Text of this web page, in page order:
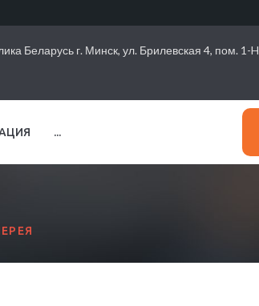
Беларусь г. Минск, ул. Брилевская 4, пом. 1-H
...